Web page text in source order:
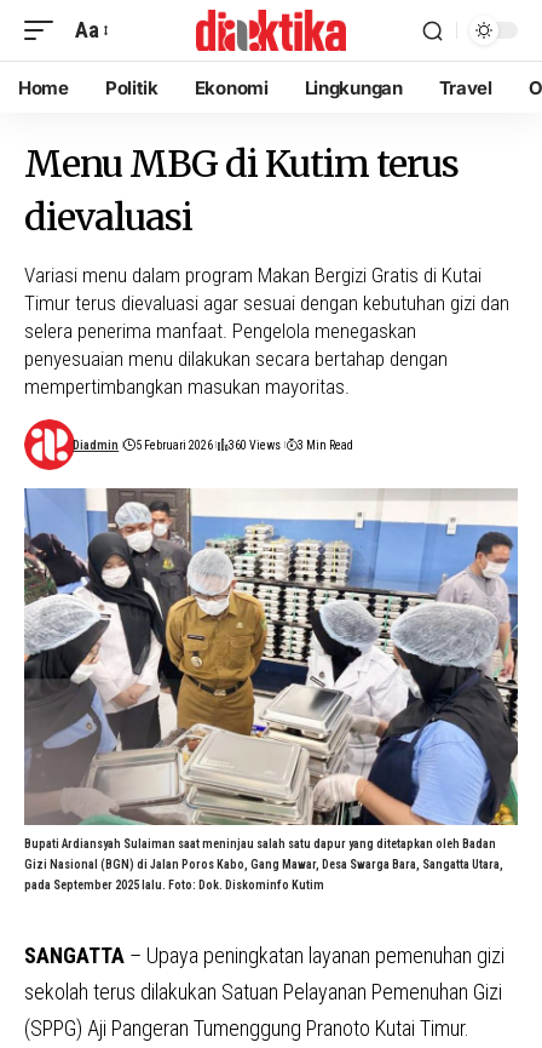
Aa
Home Politik Ekonomi Lingkungan Travel
Menu MBG di Kutim terus
dievaluasi
Variasi menu dalam program Makan Bergizi Gratis di Kutai
Timur terus dievaluasi agar sesuai dengan kebutuhan gizi dan
selera penerima manfaat. Pengelola menegaskan
penyesuaian menu dilakukan secara bertahap dengan
mempertimbangkan masukan mayoritas.
Diadmin 5 Februari 2026 360 Views 3 Min Read
Bupati Ardiansyah Sulaiman saat meninjau salah satu dapur yang ditetapkan oleh Badan
Gizi Nasional (BGN) di Jalan Poros Kabo, Gang Mawar, Desa Swarga Bara, Sangatta Utara,
pada September 2025 lalu. Foto: Dok. Diskominfo Kutim
SANGATTA – Upaya peningkatan layanan pemenuhan gizi
sekolah terus dilakukan Satuan Pelayanan Pemenuhan Gizi
(SPPG) Aji Pangeran Tumenggung Pranoto Kutai Timur.